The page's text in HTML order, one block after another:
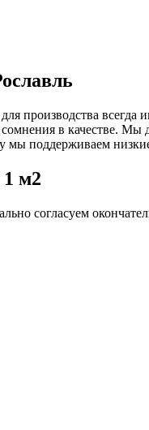
производства
в качестве.
мы поддерживаем
м2
согласуем